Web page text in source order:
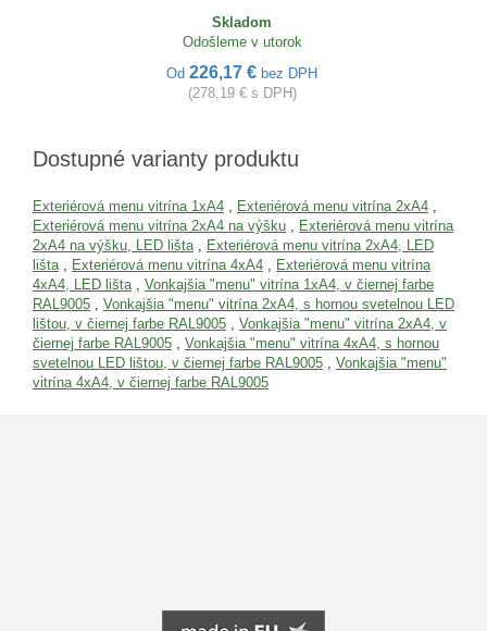
Skladom
Odošleme v utorok
Od 226,17 € bez DPH
(278,19 € s DPH)
Dostupné varianty produktu
Exteriérová menu vitrína 1xA4 Exteriérová menu vitrína 2xA4
Exteriérová menu vitrína 2xA4 na výšku
Exteriérová menu vitrína
2xA4 na výšku, LED lišta
Exteriérová menu vitrína 2xA4, LED
lišta
Exteriérová menu vitrína 4xA4
Exteriérová menu vitrína
4xA4, LED lišta
Vonkajšia "menu" vitrína 1xA4, v čiernej farbe
RAL9005
Vonkajšia "menu" vitrína 2xA4, s hornou svetelnou LED
lištou, v čiernej farbe RAL9005
Vonkajšia "menu" vitrína 2xA4, v
čiernej farbe RAL9005
Vonkajšia "menu" vitrína 4xA4, s hornou
svetelnou LED lištou, v čiernej farbe RAL9005
Vonkajšia "menu"
vitrína 4xA4, v čiernej farbe RAL9005